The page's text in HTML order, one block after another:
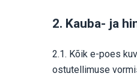
2. Kauba- ja
2.1. Kõik e-poes
ostutellimuse